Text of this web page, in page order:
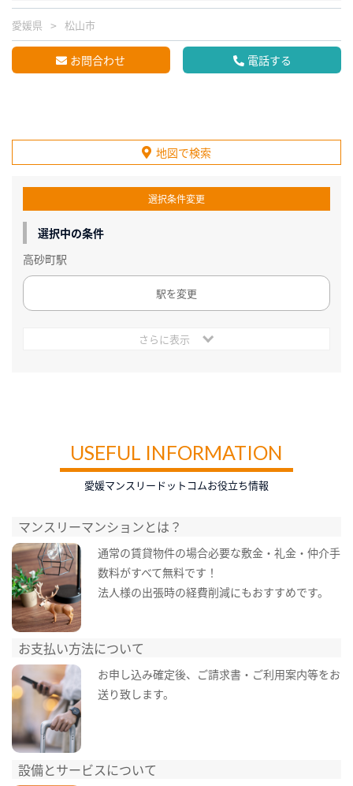
愛媛県 松山市
お問合わせ 電話する
地図で検索
選択条件変更
選択中の条件
高砂町駅
駅を変更
さらに表示
USEFUL INFORMATION
愛媛マンスリードットコムお役立ち情報
マンスリーマンションとは？
通常の賃貸物件の場合必要な敷金・礼金・仲介手
数料がすべて無料です！
法人様の出張時の経費削減にもおすすめです。
お支払い方法について
お申し込み確定後、ご請求書・ご利用案内等をお
送り致します。
設備とサービスについて